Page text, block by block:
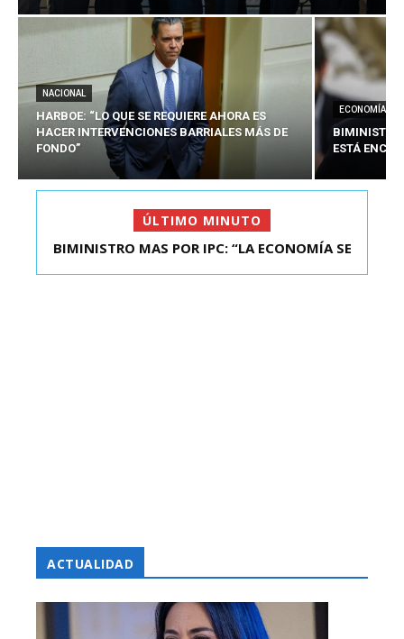
NACIONAL
HARBOE: “LO QUE SE REQUIERE AHORA ES
HACER INTERVENCIONES BARRIALES MÁS DE
FONDO”
ECONOMÍA
BIMINISTRO
ESTÁ
ÚLTIMO MINUTO
KAST SE REUNIÓ CON EL PRESIDENTE ELECTO DE
BIMINISTRO MAS POR IPC: “LA ECONOMÍA SE
ACTUALIDAD